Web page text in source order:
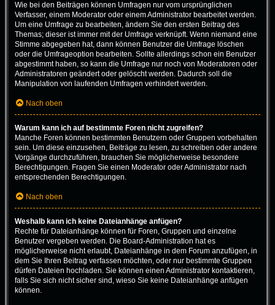
Wie bei den Beiträgen können Umfragen nur vom ursprünglichen
Verfasser, einem Moderator oder einem Administrator bearbeitet werden.
Um eine Umfrage zu bearbeiten, ändern Sie den ersten Beitrag des
Themas; dieser ist immer mit der Umfrage verknüpft. Wenn niemand eine
Stimme abgegeben hat, dann können Benutzer die Umfrage löschen
oder die Umfrageoption bearbeiten. Sollte allerdings schon ein Benutzer
abgestimmt haben, so kann die Umfrage nur noch von Moderatoren oder
Administratoren geändert oder gelöscht werden. Dadurch soll die
Manipulation von laufenden Umfragen verhindert werden.
Nach oben
Warum kann ich auf bestimmte Foren nicht zugreifen?
Manche Foren können bestimmten Benutzern oder Gruppen vorbehalten
sein. Um diese einzusehen, Beiträge zu lesen, zu schreiben oder andere
Vorgänge durchzuführen, brauchen Sie möglicherweise besondere
Berechtigungen. Fragen Sie einen Moderator oder Administrator nach
entsprechenden Berechtigungen.
Nach oben
Weshalb kann ich keine Dateianhänge anfügen?
Rechte für Dateianhänge können für Foren, Gruppen und einzelne
Benutzer vergeben werden. Die Board-Administration hat es
möglicherweise nicht erlaubt, Dateianhänge in dem Forum anzufügen, in
dem Sie Ihren Beitrag verfassen möchten, oder nur bestimmte Gruppen
dürfen Dateien hochladen. Sie können einen Administrator kontaktieren,
falls Sie sich nicht sicher sind, wieso Sie keine Dateianhänge anfügen
können.